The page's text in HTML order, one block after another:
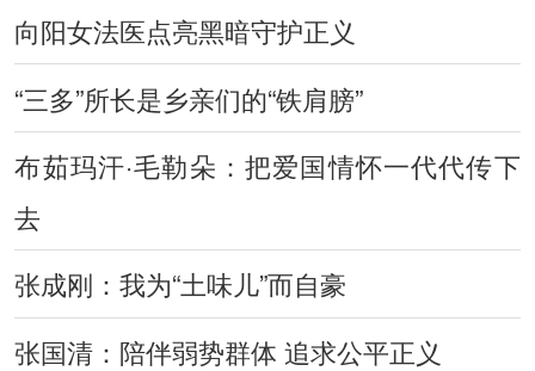
向阳女法医点亮黑暗守护正义
“三多”所长是乡亲们的“铁肩膀”
布茹玛汗·毛勒朵：把爱国情怀一代代传下
去
张成刚：我为“土味儿”而自豪
张国清：陪伴弱势群体 追求公平正义